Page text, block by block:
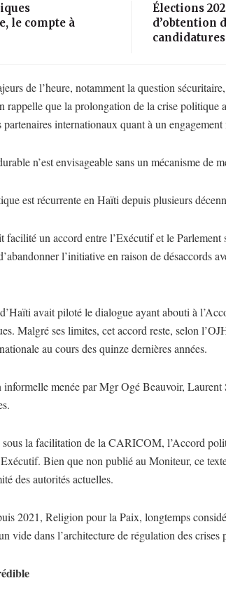
le compte à
Élections
d’obtention
candidatures
de l’heure, notamment la question
rappelle que la prolongation de la crise politique
internationaux quant à un
n’est envisageable sans un mécanisme de
est récurrente en Haïti depuis plusieurs
un accord entre l’Exécutif et le Parlement
l’initiative en raison de désaccords
avait piloté le dialogue ayant abouti à
Malgré ses limites, cet accord reste, selon
au cours des quinze dernières années.
menée par Mgr Ogé Beauvoir,
la facilitation de la CARICOM, l’Accord
Bien que non publié au Moniteur, ce
des autorités actuelles.
2021, Religion pour la Paix, longtemps
vide dans l’architecture de régulation des crises